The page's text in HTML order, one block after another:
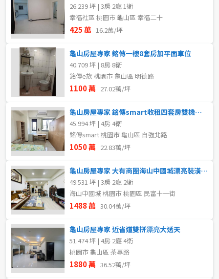
26.239 坪 | 3房 2廳 1衛
幸福社區 桃園市 龜山區 幸福二十
425 萬 16.2萬/坪
龜山房屋專家 銘傳一樓8套房加平面車位
40.709 坪 | 8房 8衛
銘傳e族 桃園市 龜山區 明德路
1100 萬 27.02萬/坪
龜山房屋專家 銘傳smart收租四套房雙機械車位
45.994 坪 | 4房 4衛
銘傳smart 桃園市 龜山區 自強北路
1050 萬 22.83萬/坪
龜山房屋專家 大有商圈海山中國城漂亮裝潢三房車
49.531 坪 | 3房 2廳 2衛
海山中國城 桃園市 桃園區 民富十一街
1488 萬 30.04萬/坪
龜山房屋專家 近省道雙拼漂亮大透天
51.474 坪 | 4房 2廳 4衛
桃園市 龜山區 茶專路
1880 萬 36.52萬/坪